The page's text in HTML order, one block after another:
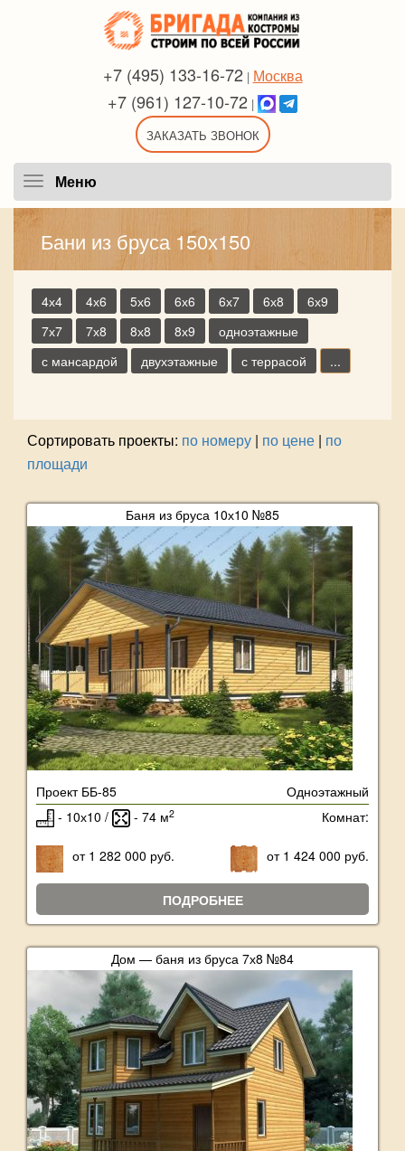
+7 (495) 133-16-72 | Москва
+7 (961) 127-10-72 |
ЗАКАЗАТЬ ЗВОНОК
Меню
Бани из бруса 150х150
4х4 4х6 5х6 6х6 6х7 6х8
6х9
7х7
7х8 8х8 8х9
одноэтажные
с мансардой
двухэтажные с террасой ...
Сортировать проекты: по номеру | по цене | по
площади
Баня из бруса 10х10 №85
Проект ББ-85
Одноэтажный
- 10х10 /
- 74 м2 Комнат:
от 1 282 000 руб. от 1 424 000 руб.
ПОДРОБНЕЕ
Дом — баня из бруса 7х8 №84